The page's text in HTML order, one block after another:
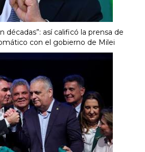
décadas”: así calificó la prensa de
con el gobierno de Milei